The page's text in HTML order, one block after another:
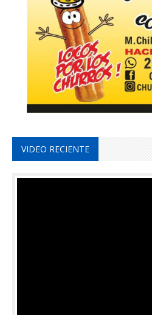
VIDEO RECIENTE